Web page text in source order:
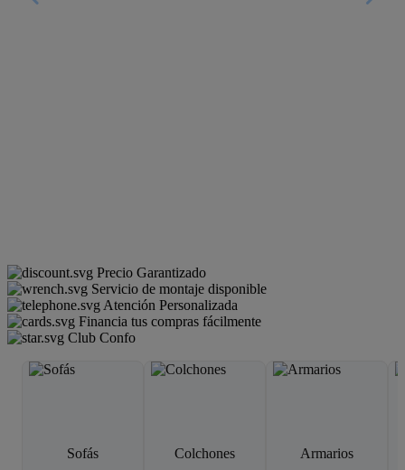
Precio Garantizado
Servicio de montaje disponible
Atención Personalizada
Financia tus compras fácilmente
Club Confo
Sofás Colchones Armarios